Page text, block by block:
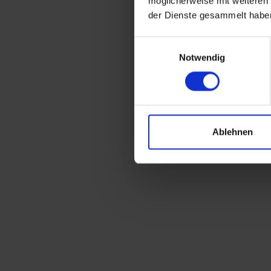
der Dienste gesammelt
Notwendig
Ablehnen